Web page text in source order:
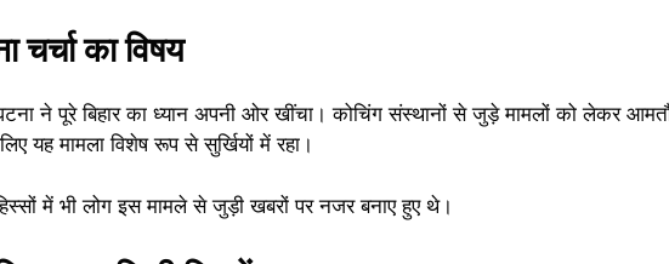
चर्चा का विषय
ने पूरे बिहार का ध्यान अपनी ओर खींचा। कोचिंग संस्थानों से जुड़े मामलों को लेकर
यह मामला विशेष रूप से सुर्खियों में रहा।
में भी लोग इस मामले से जुड़ी खबरों पर नजर बनाए हुए थे।